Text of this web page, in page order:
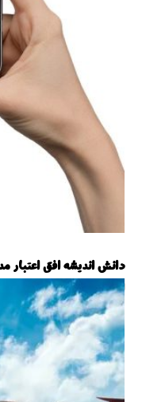
دانش اندیشه افق
است؟ + خارج از کشور
اخبار,همه اخبار و